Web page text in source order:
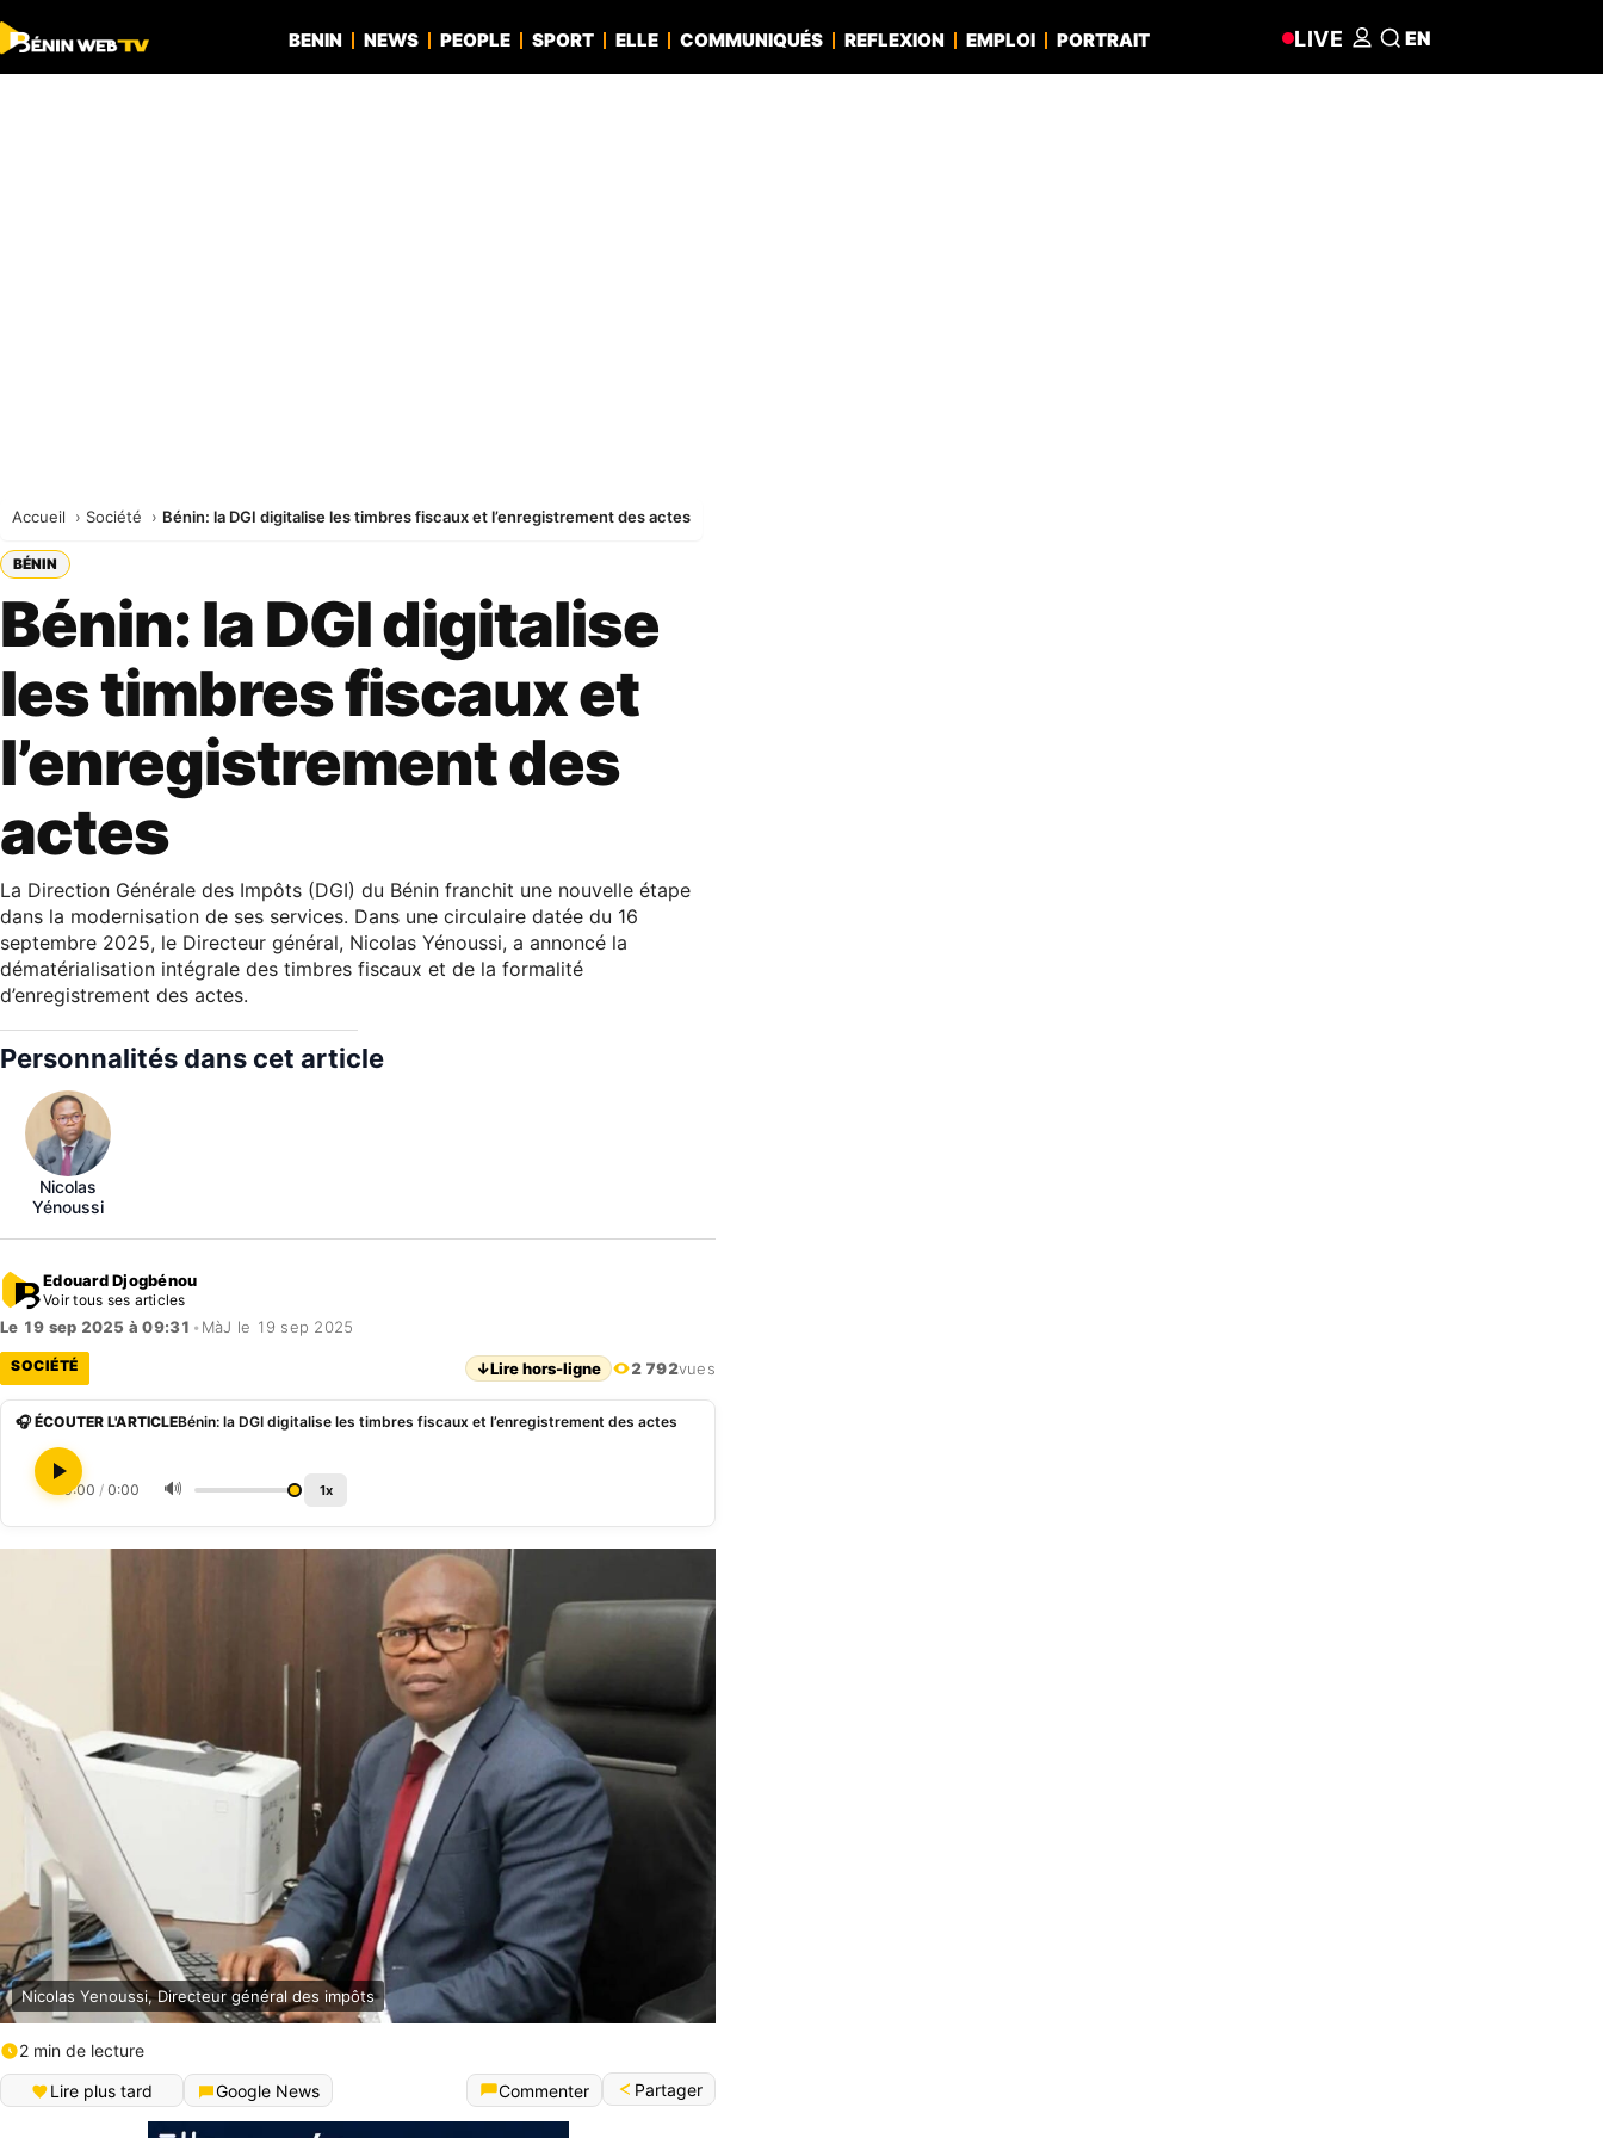
BENIN NEWS PEOPLE SPORT ELLE COMMUNIQUÉS REFLEXION EMPLOI PORTRAIT LIVE EN
Accueil Société Bénin: la DGI digitalise les timbres fiscaux et l’enregistrement des actes
BÉNIN
Bénin: la DGI digitalise
les timbres fiscaux et
l’enregistrement des
actes
La Direction Générale des Impôts (DGI) du Bénin franchit une nouvelle étape
dans la modernisation de ses services. Dans une circulaire datée du 16
septembre 2025, le Directeur général, Nicolas Yénoussi, a annoncé la
dématérialisation intégrale des timbres fiscaux et de la formalité
d’enregistrement des actes.
Personnalités dans cet article
Nicolas
Yénoussi
Edouard Djogbénou
Voir tous ses articles
Le 19 sep 2025 à 09:31 • MàJ le 19 sep 2025
SOCIÉTÉ ↓Lire hors-ligne 2 792vues
🎧 ÉCOUTER L'ARTICLEBénin: la DGI digitalise les timbres fiscaux et l’enregistrement des actes
0:00 / 0:00 🔊 1x
Nicolas Yenoussi, Directeur général des impôts
2 min de lecture
Lire plus tard
Google News Commenter Partager